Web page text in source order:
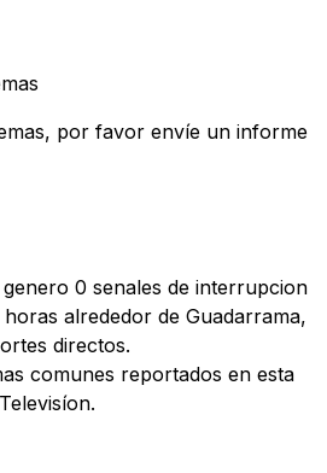
por favor envíe un informe
0 senales de interrupcion
alrededor de Guadarrama,
directos.
comunes reportados en esta